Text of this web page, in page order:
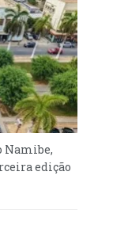
Namibe,
edição